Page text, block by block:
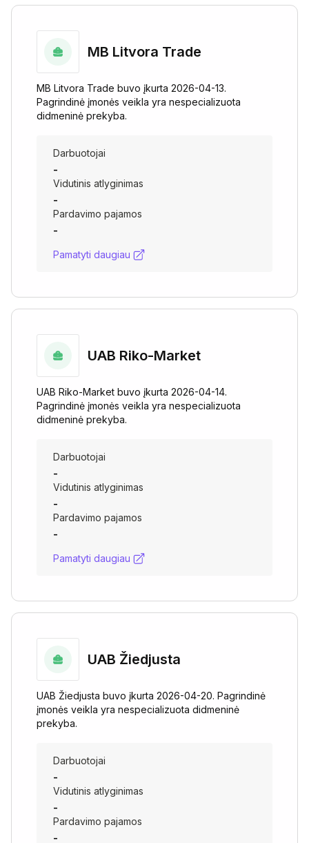
MB Litvora Trade
MB Litvora Trade buvo įkurta 2026-04-13.
Pagrindinė įmonės veikla yra nespecializuota
didmeninė prekyba.
Darbuotojai
-
Vidutinis atlyginimas
-
Pardavimo pajamos
-
Pamatyti daugiau
UAB Riko-Market
UAB Riko-Market buvo įkurta 2026-04-14.
Pagrindinė įmonės veikla yra nespecializuota
didmeninė prekyba.
Darbuotojai
-
Vidutinis atlyginimas
-
Pardavimo pajamos
-
Pamatyti daugiau
UAB Žiedjusta
UAB Žiedjusta buvo įkurta 2026-04-20. Pagrindinė
įmonės veikla yra nespecializuota didmeninė
prekyba.
Darbuotojai
-
Vidutinis atlyginimas
-
Pardavimo pajamos
-